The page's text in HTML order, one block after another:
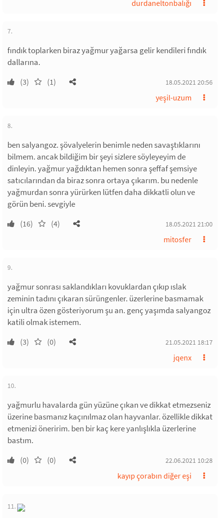
durdaneltonbalığı
7.
fındık toplarken biraz yağmur yağarsa gelir kendileri fındık
dallarına.
(3) (1) 18.05.2021 20:56
yeşil-uzum
8.
ben salyangoz. şövalyelerin benimle neden savaştıklarını
bilmem. ancak bildiğim bir şeyi sizlere söyleyeyim de
dinleyin. yağmur yağdıktan hemen sonra şeffaf şemsiye
satıcılarından da biraz sonra ortaya çıkarım. bu nedenle
yağmurdan sonra yürürken lütfen daha dikkatli olun ve
görün beni. sevgiyle
(16) (4) 18.05.2021 21:00
mitosfer
9.
yağmur sonrası saklandıkları kovuklardan çıkıp ıslak
zeminin tadını çıkaran sürüngenler. üzerlerine basmamak
için ultra özen gösteriyorum şu an. genç yaşımda salyangoz
katili olmak istemem.
(3) (0) 21.05.2021 18:17
jqenx
10.
yağmurlu havalarda gün yüzüne çıkan ve dikkat etmezseniz
üzerine basmanız kaçınılmaz olan hayvanlar. özellikle dikkat
etmenizi öneririm. ben bir kaç kere yanlışlıkla üzerlerine
bastım.
(0) (0) 22.06.2021 10:28
kayıp çorabın diğer eşi
11.